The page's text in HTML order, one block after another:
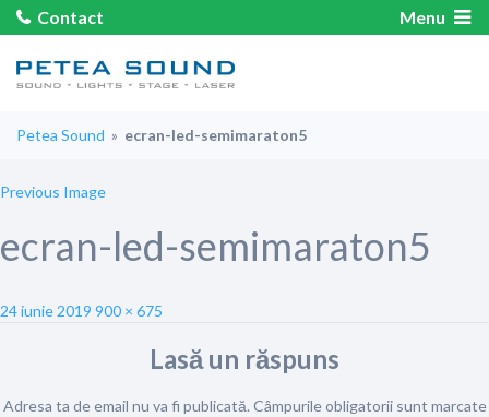
Contact Menu
Petea Sound » ecran-led-semimaraton5
Previous Image
ecran-led-semimaraton5
Posted
24 iunie 2019 Full
900 × 675
Lasă un răspuns
Adresa ta de email nu va fi publicată. Câmpurile obligatorii sunt marcate